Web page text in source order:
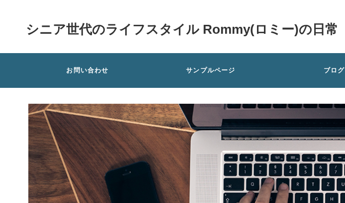
シニア世代のライフスタイル Rommy(ロミー)の日常
お問い合わせ サンプルページ ブログ